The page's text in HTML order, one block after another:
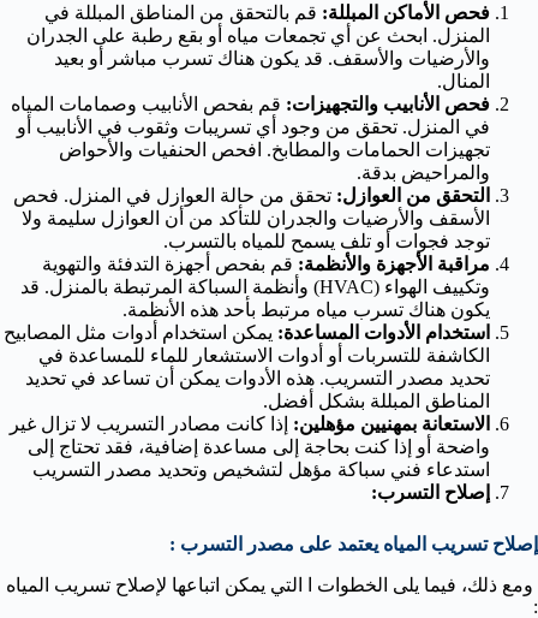
فحص الأماكن المبللة: قم بالتحقق من المناطق المبللة في
المنزل. ابحث عن أي تجمعات مياه أو بقع رطبة على الجدران
والأرضيات والأسقف. قد يكون هناك تسرب مباشر أو بعيد
المنال.
فحص الأنابيب والتجهيزات: قم بفحص الأنابيب وصمامات المياه
في المنزل. تحقق من وجود أي تسريبات وثقوب في الأنابيب أو
تجهيزات الحمامات والمطابخ. افحص الحنفيات والأحواض
والمراحيض بدقة.
التحقق من العوازل: تحقق من حالة العوازل في المنزل. فحص
الأسقف والأرضيات والجدران للتأكد من أن العوازل سليمة ولا
توجد فجوات أو تلف يسمح للمياه بالتسرب.
مراقبة الأجهزة والأنظمة: قم بفحص أجهزة التدفئة والتهوية
وتكييف الهواء (HVAC) وأنظمة السباكة المرتبطة بالمنزل. قد
يكون هناك تسرب مياه مرتبط بأحد هذه الأنظمة.
استخدام الأدوات المساعدة: يمكن استخدام أدوات مثل المصابيح
الكاشفة للتسربات أو أدوات الاستشعار للماء للمساعدة في
تحديد مصدر التسريب. هذه الأدوات يمكن أن تساعد في تحديد
المناطق المبللة بشكل أفضل.
الاستعانة بمهنيين مؤهلين: إذا كانت مصادر التسريب لا تزال غير
واضحة أو إذا كنت بحاجة إلى مساعدة إضافية، فقد تحتاج إلى
استدعاء فني سباكة مؤهل لتشخيص وتحديد مصدر التسريب
إصلاح التسرب:
إصلاح تسريب المياه يعتمد على مصدر التسرب :
ومع ذلك، فيما يلى الخطوات ا التي يمكن اتباعها لإصلاح تسريب المياه
: